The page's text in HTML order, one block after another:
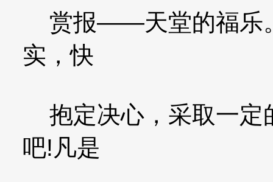
赏报——天堂的福乐
实，快
抱定决心，采取一定
吧!凡是